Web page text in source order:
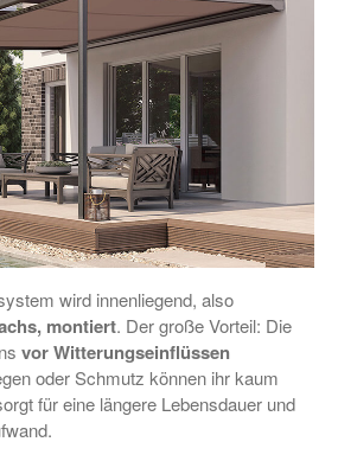
wird innenliegend, also
montiert. Der große Vorteil: Die
vor Witterungseinflüssen
oder Schmutz können ihr kaum
für eine längere Lebensdauer und